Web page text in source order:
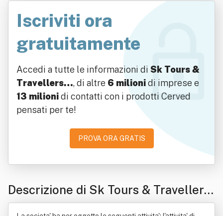
Iscriviti ora
gratuitamente
Accedi a tutte le informazioni di Sk Tours &
Travellers…, di altre 6 milionidi imprese e
13 milionidi contatti con i prodotti Cerved
pensati per te!
PROVA ORA GRATIS
Descrizione di Sk Tours & Travellers
Operators Societàa Responsabilita' L